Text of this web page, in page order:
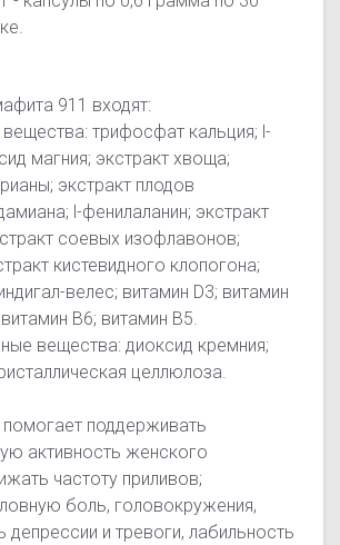
911 входят:
трифосфат кальция; l-
магния; экстракт хвоща;
экстракт плодов
l-фенилаланин; экстракт
соевых изофлавонов;
кистевидного клопогона;
велес; витамин D3; витамин
B6; витамин B5.
вещества: диоксид кремния;
целлюлоза.
поддерживать
активность женского
частоту приливов;
боль, головокружения,
и тревоги, лабильность